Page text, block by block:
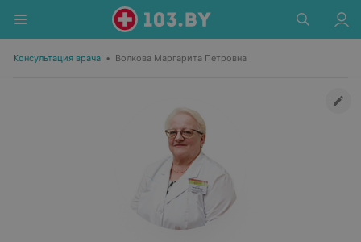
Консультация врача • Волкова Маргарита Петровна